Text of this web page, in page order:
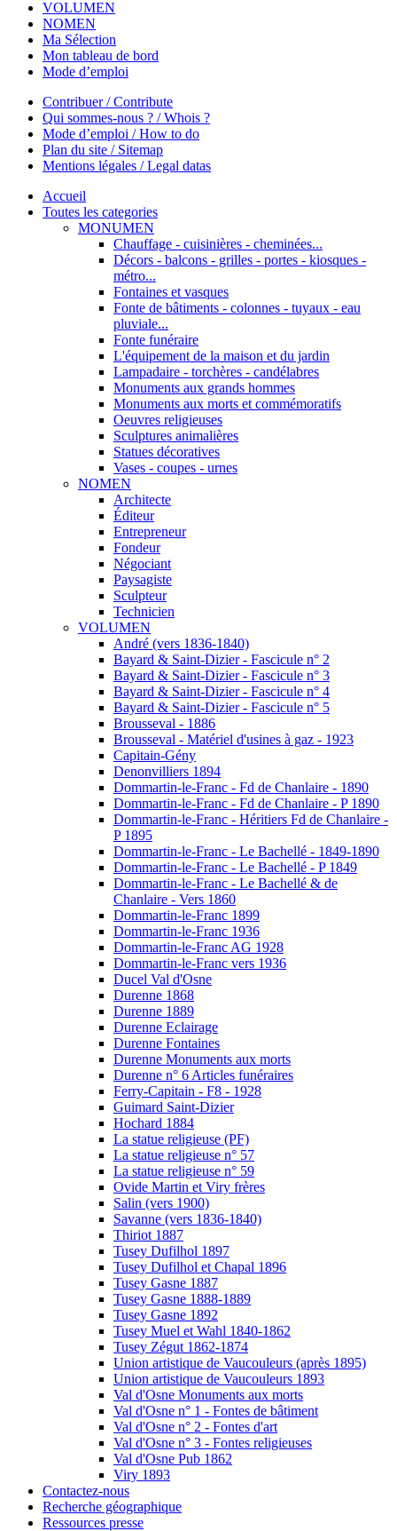
VOLUMEN
NOMEN
Ma Sélection
Mon tableau de bord
Mode d’emploi
Contribuer / Contribute
Qui sommes-nous ? / Whois ?
Mode d’emploi / How to do
Plan du site / Sitemap
Mentions légales / Legal datas
Accueil
Toutes les categories
MONUMEN
Chauffage - cuisinières - cheminées...
Décors - balcons - grilles - portes - kiosques -
métro...
Fontaines et vasques
Fonte de bâtiments - colonnes - tuyaux - eau
pluviale...
Fonte funéraire
L'équipement de la maison et du jardin
Lampadaire - torchères - candélabres
Monuments aux grands hommes
Monuments aux morts et commémoratifs
Oeuvres religieuses
Sculptures animalières
Statues décoratives
Vases - coupes - urnes
NOMEN
Architecte
Éditeur
Entrepreneur
Fondeur
Négociant
Paysagiste
Sculpteur
Technicien
VOLUMEN
André (vers 1836-1840)
Bayard & Saint-Dizier - Fascicule n° 2
Bayard & Saint-Dizier - Fascicule n° 3
Bayard & Saint-Dizier - Fascicule n° 4
Bayard & Saint-Dizier - Fascicule n° 5
Brousseval - 1886
Brousseval - Matériel d'usines à gaz - 1923
Capitain-Gény
Denonvilliers 1894
Dommartin-le-Franc - Fd de Chanlaire - 1890
Dommartin-le-Franc - Fd de Chanlaire - P 1890
Dommartin-le-Franc - Héritiers Fd de Chanlaire -
P 1895
Dommartin-le-Franc - Le Bachellé - 1849-1890
Dommartin-le-Franc - Le Bachellé - P 1849
Dommartin-le-Franc - Le Bachellé & de
Chanlaire - Vers 1860
Dommartin-le-Franc 1899
Dommartin-le-Franc 1936
Dommartin-le-Franc AG 1928
Dommartin-le-Franc vers 1936
Ducel Val d'Osne
Durenne 1868
Durenne 1889
Durenne Eclairage
Durenne Fontaines
Durenne Monuments aux morts
Durenne n° 6 Articles funéraires
Ferry-Capitain - F8 - 1928
Guimard Saint-Dizier
Hochard 1884
La statue religieuse (PF)
La statue religieuse n° 57
La statue religieuse n° 59
Ovide Martin et Viry frères
Salin (vers 1900)
Savanne (vers 1836-1840)
Thiriot 1887
Tusey Dufilhol 1897
Tusey Dufilhol et Chapal 1896
Tusey Gasne 1887
Tusey Gasne 1888-1889
Tusey Gasne 1892
Tusey Muel et Wahl 1840-1862
Tusey Zégut 1862-1874
Union artistique de Vaucouleurs (après 1895)
Union artistique de Vaucouleurs 1893
Val d'Osne Monuments aux morts
Val d'Osne n° 1 - Fontes de bâtiment
Val d'Osne n° 2 - Fontes d'art
Val d'Osne n° 3 - Fontes religieuses
Val d'Osne Pub 1862
Viry 1893
Contactez-nous
Recherche géographique
Ressources presse